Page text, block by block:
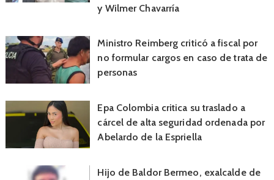
y Wilmer Chavarría
Ministro Reimberg criticó a fiscal por
no formular cargos en caso de trata de
personas
Epa Colombia critica su traslado a
cárcel de alta seguridad ordenada por
Abelardo de la Espriella
Hijo de Baldor Bermeo, exalcalde de